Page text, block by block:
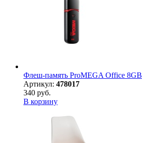
Флеш-память ProMEGA Office 8GB
Артикул: 478017
340 руб.
В корзину